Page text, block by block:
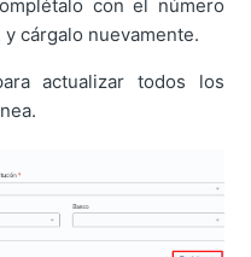
con el número
cárgalo nuevamente.
actualizar todos los